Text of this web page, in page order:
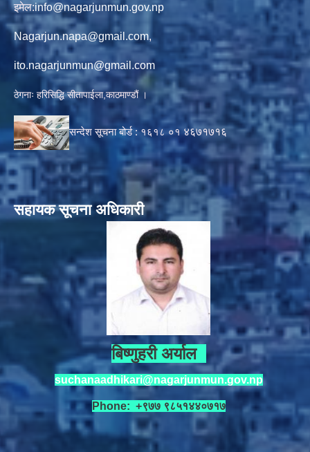
इमेल:info@nagarjunmun.gov.np
Nagarjun.napa@gmail.com,
ito.nagarjunmun@gmail.com
ठेगनाः हरिसिद्धि सीतापाईला,काठमाण्डौं ।
सन्देश सूचना बोर्ड : १६१८ ०१४६७१७१६
सहायक सूचना अधिकारी
बिष्णुहरी अर्याल
suchanaadhikari@nagarjunmun.gov.np
Phone: +९७७ ९८५१४४०७१७